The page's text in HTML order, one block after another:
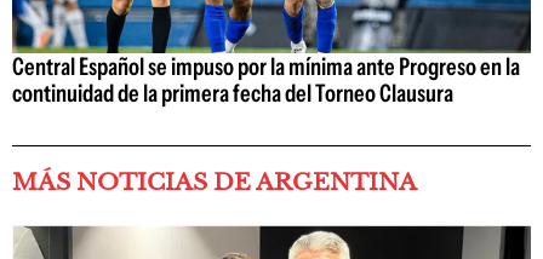
Central Español se impuso por la mínima ante Progreso en la
continuidad de la primera fecha del Torneo Clausura
MÁS NOTICIAS DE ARGENTINA